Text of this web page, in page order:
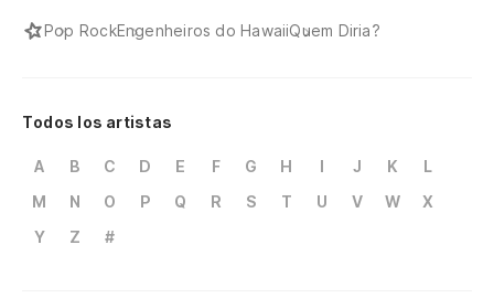
Pop RockEngenheiros do HawaiiQuem Diria?
Todos los artistas
A B C D E F G H I J K
L
M
N O P Q R S T U V W
X
Y
Z #